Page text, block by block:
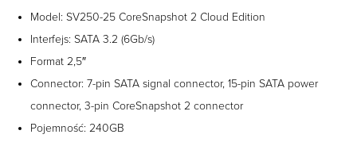
Model: SV250-25 CoreSnapshot 2 Cloud Edition
Interfejs: SATA 3.2 (6Gb/s)
Format 2,5″
Connector: 7-pin SATA signal connector, 15-pin SATA power
connector, 3-pin CoreSnapshot 2 connector
Pojemność: 240GB